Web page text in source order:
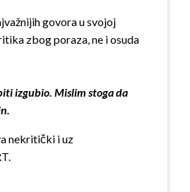
govora u svojoj
zbog poraza, ne i osuda
izgubio. Mislim stoga da
nekritički i uz